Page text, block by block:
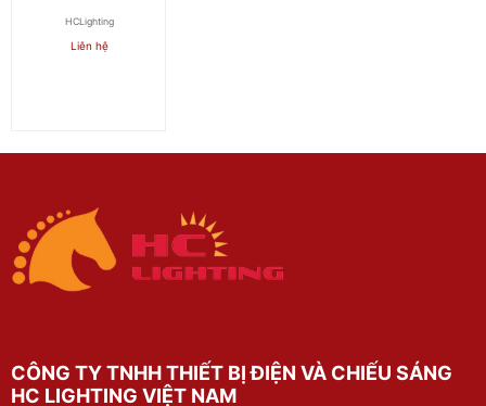
HCLighting
Liên hệ
CÔNG TY TNHH THIẾT BỊ ĐIỆN VÀ CHIẾU SÁNG
HC LIGHTING VIỆT NAM